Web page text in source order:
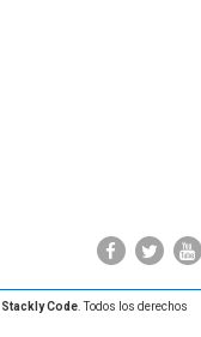
Stackly Code. Todos los derechos